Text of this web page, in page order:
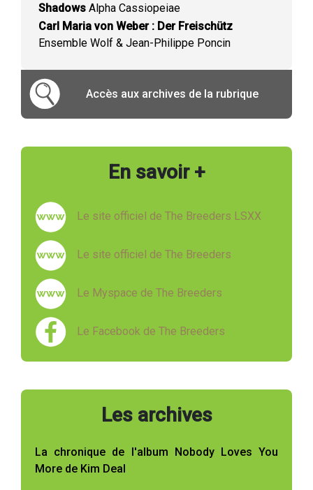
Shadows Alpha Cassiopeiae
Carl Maria von Weber : Der Freischütz
Ensemble Wolf & Jean-Philippe Poncin
Accès aux archives de la rubrique
En savoir +
Le site officiel de The Breeders LSXX
Le site officiel de The Breeders
Le Myspace de The Breeders
Le Facebook de The Breeders
Les archives
La chronique de l'album Nobody Loves You
More de Kim Deal